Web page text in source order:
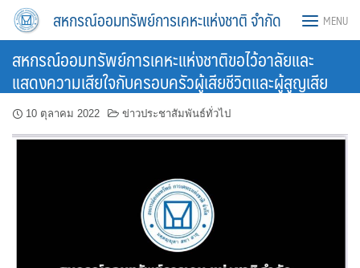
Skip
สหกรณ์ออมทรัพย์การเคหะแห่งชาติ จำกัด MENU
สหกรณ์ออมทรัพย์การเคหะแห่งชาติขอไว้อาลัยและ
แสดงความเสียใจกับครอบครัวผู้เสียชีวิตและผู้สูญเสีย
10 ตุลาคม 2022 ข่าวประชาสัมพันธ์ทั่วไป